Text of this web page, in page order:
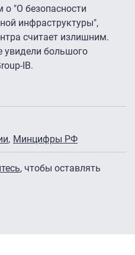
о "О безопасности
инфраструктуры",
считает излишним.
увидели большого
IB.
Минцифры РФ
, чтобы оставлять